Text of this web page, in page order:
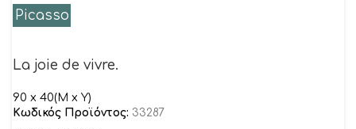
Picasso
La joie de vivre.
90 x 40(M x Y)
Κωδικός Προϊόντος: 33287